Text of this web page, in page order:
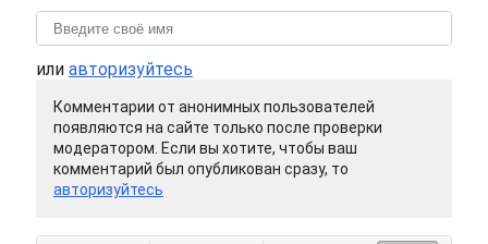
или авторизуйтесь
Комментарии от анонимных пользователей
появляются на сайте только после проверки
модератором. Если вы хотите, чтобы ваш
комментарий был опубликован сразу, то
авторизуйтесь